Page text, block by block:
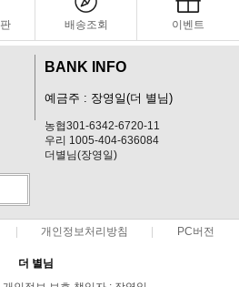
배송조회 이벤트
BANK INFO
예금주 : 장영일(더 별님)
농협301-6342-6720-11
우리 1005-404-636084
더별님(장영일)
개인정보처리방침 PC버전
더 별님